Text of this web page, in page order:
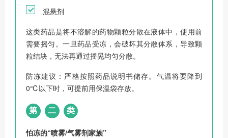
混悬剂
这类药品是将不溶解的药物颗粒分散在液体中，使用前
需要摇匀。一旦药品受冻，会破坏其分散体系，导致颗
粒结块，无法再通过摇晃均匀分散。
防冻建议：严格按照药品说明书储存。气温将要降到
0℃以下时，可提前用保温袋存放。
第 二 类
怕冻的“喷雾/气雾剂家族”